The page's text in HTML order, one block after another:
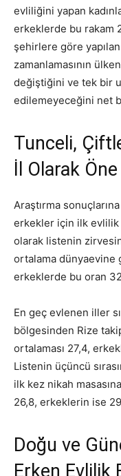
evliliğini yapan
erkeklerde bu rakam
şehirlere göre
zamanlamasının
değiştiğini ve tek bir
edilemeyeceğini net
Tunceli,
İl Olarak Öne
Araştırma
erkekler için ilk evlilik
olarak listenin
ortalama dünyaevine
erkeklerde bu oran
En geç evlenen iller
bölgesinden Rize
ortalaması 27,4,
Listenin üçüncü
ilk kez nikah
26,8, erkeklerin ise
Doğu ve
Erken Evlilik